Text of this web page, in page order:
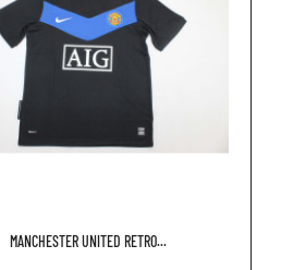
MANCHESTER UNITED RETRO...